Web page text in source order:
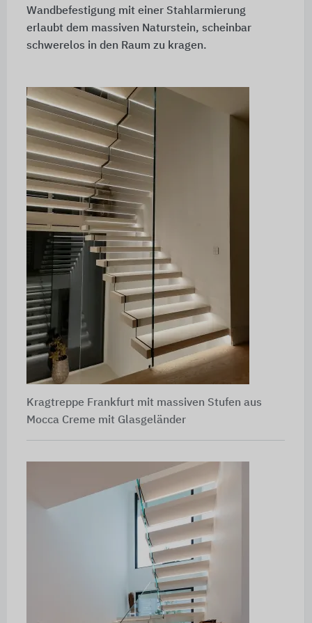
Wandbefestigung mit einer Stahlarmierung
erlaubt dem massiven Naturstein, scheinbar
schwerelos in den Raum zu kragen.
Kragtreppe Frankfurt mit massiven Stufen aus
Mocca Creme mit Glasgeländer